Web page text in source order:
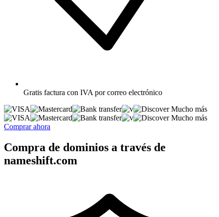
Gratis factura con IVA por correo electrónico
Mucho más
Mucho más
Comprar ahora
Compra de dominios a través de
nameshift.com